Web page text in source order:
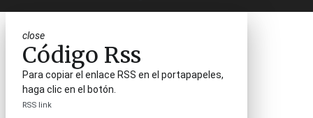
close
Código Rss
Para copiar el enlace RSS en el portapapeles,
haga clic en el botón.
RSS link